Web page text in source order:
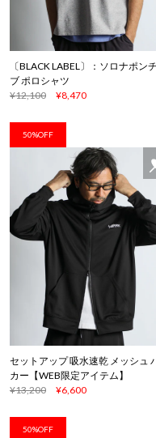
〔BLACK LABEL〕：ソロナポン
ブ ポロシャツ
¥12,100
¥8,470
50%OFF
セットアップ 吸水速乾 メッシュ
カー【WEB限定アイテム】
¥13,200
¥6,600
50%OFF